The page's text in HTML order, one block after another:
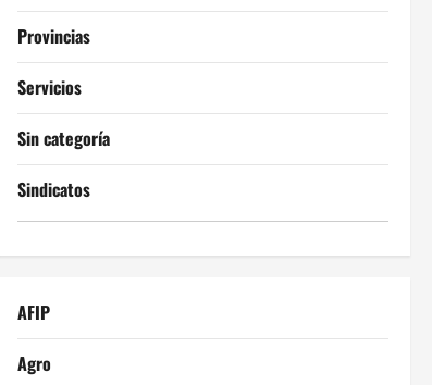
Provincias
Servicios
Sin categoría
Sindicatos
AFIP
Agro